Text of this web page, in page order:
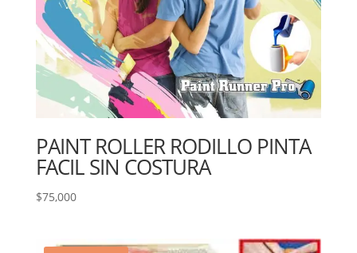
PAINT ROLLER RODILLO PINTA
FACIL SIN COSTURA
$75,000